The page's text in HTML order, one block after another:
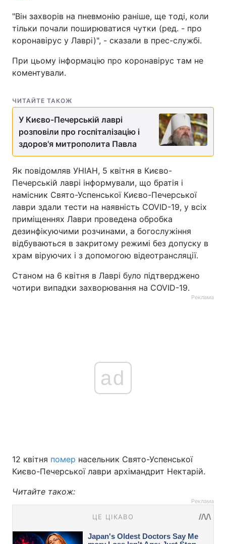
"Він захворів на пневмонію раніше, ще тоді, коли
тільки почали поширюватися чутки (ред. - про
коронавірус у Лаврі)", - сказали в прес-службі.
При цьому інформацію про коронавірус там не
коментували.
ЧИТАЙТЕ ТАКОЖ
У Києво-Печерській лаврі
розповіли про госпіталізацію і
здоров'я митрополита Павла
Як повідомляв УНІАН, 5 квітня в Києво-
Печерській лаврі інформували, що братія і
намісник Свято-Успенської Києво-Печерської
лаври здали тести на наявність COVID-19, у всіх
приміщеннях Лаври проведена обробка
дезинфікуючими розчинами, а богослужіння
відбуваються в закритому режимі без допуску в
храм віруючих і з допомогою відеотрансляції.
Станом на 6 квітня в Лаврі було підтверджено
чотири випадки захворювання на COVID-19.
Реклама
ad
12 квітня помер насельник Свято-Успенської
Києво-Печерської лаври архімандрит Нектарій.
Читайте також:
Реклама